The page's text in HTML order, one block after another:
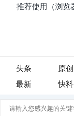
头条 原创
最新
快料